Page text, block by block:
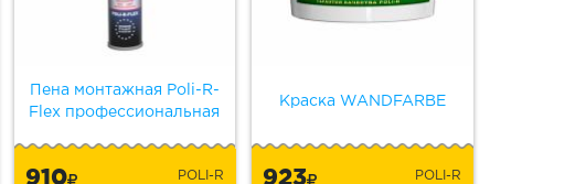
Пена монтажная Poli-R-
Flex профессиональная
910 POLI-R
Краска WANDFARBE
923 POLI-R